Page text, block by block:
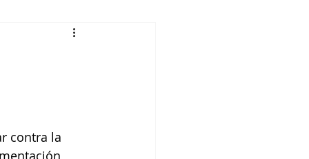
contra la